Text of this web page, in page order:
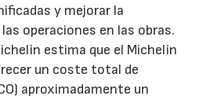
y mejorar la
operaciones en las obras.
estima que el Michelin
un coste total de
aproximadamente un